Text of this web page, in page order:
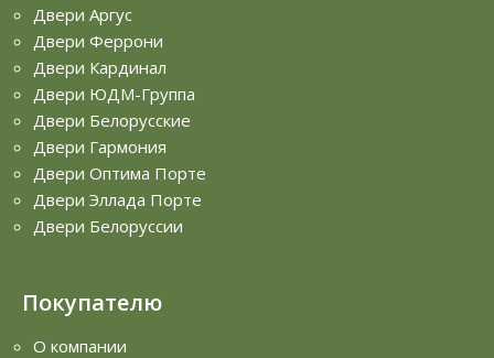
Двери Аргус
Двери Феррони
Двери Кардинал
Двери ЮДМ-Группа
Двери Белорусские
Двери Гармония
Двери Оптима Порте
Двери Эллада Порте
Двери Белоруссии
Покупателю
О компании